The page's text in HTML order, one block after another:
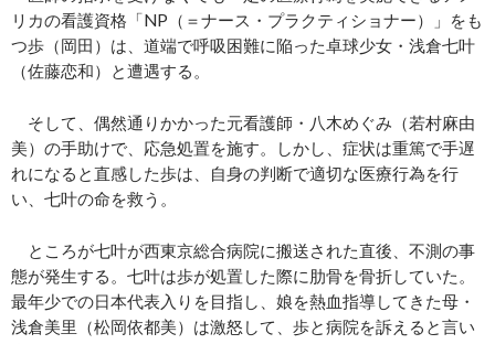
リカの看護資格「NP（＝ナース・プラクティショナー）」をも
つ歩（岡田）は、道端で呼吸困難に陥った卓球少女・浅倉七叶
（佐藤恋和）と遭遇する。
そして、偶然通りかかった元看護師・八木めぐみ（若村麻由
美）の手助けで、応急処置を施す。しかし、症状は重篤で手遅
れになると直感した歩は、自身の判断で適切な医療行為を行
い、七叶の命を救う。
ところが七叶が西東京総合病院に搬送された直後、不測の事
態が発生する。七叶は歩が処置した際に肋骨を骨折していた。
最年少での日本代表入りを目指し、娘を熱血指導してきた母・
浅倉美里（松岡依都美）は激怒して、歩と病院を訴えると言い